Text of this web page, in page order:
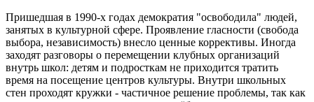
Пришедшая в 1990-х годах демократия "освободила" людей,
занятых в культурной сфере. Проявление гласности (свобода
выбора, независимость) внесло ценные коррективы. Иногда
заходят разговоры о перемещении клубных организаций
внутрь школ: детям и подросткам не приходится тратить
время на посещение центров культуры. Внутри школьных
стен проходят кружки - частичное решение проблемы, так как